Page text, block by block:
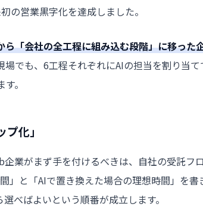
の営業黒字化を達成しました。
ら「会社の全工程に組み込む段階」に移った
でも、6工程それぞれにAIの担当を割り当て
。
化」
業がまず手を付けるべきは、自社の受託フ
」と「AIで置き換えた場合の理想時間」を書
べばよいという順番が成立します。